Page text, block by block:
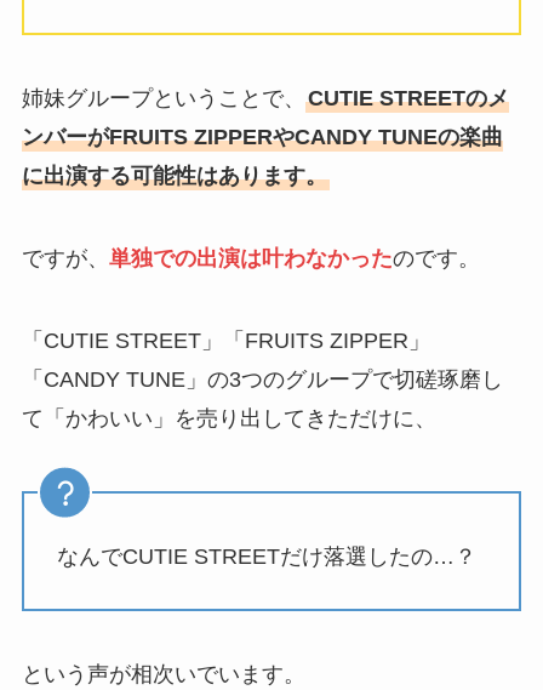
姉妹グループということで、 CUTIE STREETのメ
ンバーがFRUITS ZIPPERやCANDY TUNEの楽曲
に出演する可能性はあります。
ですが、 単独での出演は叶わなかったのです。
「CUTIE STREET」「FRUITS ZIPPER」
「CANDY TUNE」の3つのグループで切磋琢磨し
て「かわいい」を売り出してきただけに、
なんでCUTIE STREETだけ落選したの…？
という声が相次いでいます。